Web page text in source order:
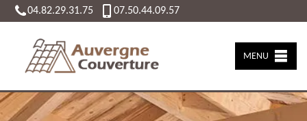
04.82.29.31.75 07.50.44.09.57
MENU